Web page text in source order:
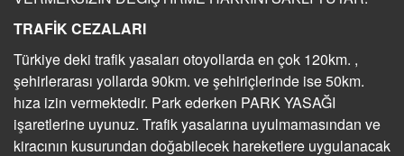
TRAFİK CEZALARI
Türkiye deki trafik yasaları otoyollarda en çok 120km. ,
şehirlerarası yollarda 90km. ve şehiriçlerinde ise 50km.
hıza izin vermektedir. Park ederken PARK YASAĞI
işaretlerine uyunuz. Trafik yasalarına uyulmamasından ve
kiracının kusurundan doğabilecek hareketlere uygulanacak